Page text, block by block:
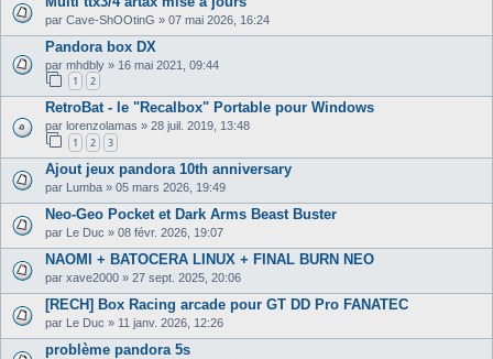
par Cave-ShOOtinG » 07 mai 2026, 16:24
Pandora box DX
par mhdbly » 16 mai 2021, 09:44
1 2
RetroBat - le "Recalbox" Portable pour Windows
par lorenzolamas » 28 juil. 2019, 13:48
1 2 3
Ajout jeux pandora 10th anniversary
par Lumba » 05 mars 2026, 19:49
Neo-Geo Pocket et Dark Arms Beast Buster
par Le Duc » 08 févr. 2026, 19:07
NAOMI + BATOCERA LINUX + FINAL BURN NEO
par xave2000 » 27 sept. 2025, 20:06
[RECH] Box Racing arcade pour GT DD Pro FANATEC
par Le Duc » 11 janv. 2026, 12:26
problème pandora 5s